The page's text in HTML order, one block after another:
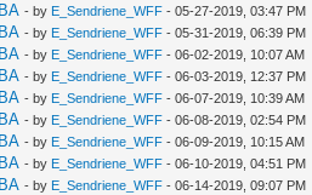
- by E_Sendriene_WFF - 05-27-2019, 03:47 PM
- by E_Sendriene_WFF - 05-31-2019, 06:39 PM
- by E_Sendriene_WFF - 06-02-2019, 10:07 AM
- by E_Sendriene_WFF - 06-03-2019, 12:37 PM
- by E_Sendriene_WFF - 06-07-2019, 10:39 AM
- by E_Sendriene_WFF - 06-08-2019, 02:54 PM
- by E_Sendriene_WFF - 06-09-2019, 10:15 AM
- by E_Sendriene_WFF - 06-10-2019, 04:51 PM
- by E_Sendriene_WFF - 06-14-2019, 09:07 PM